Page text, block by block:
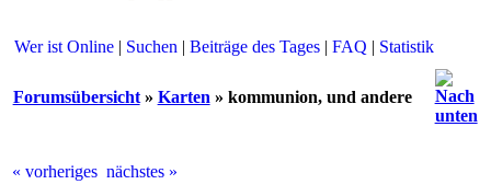
Wer ist Online | Suchen | Beiträge des Tages | FAQ | Statistik
Forumsübersicht» Karten » kommunion, und andere
« vorheriges nächstes »